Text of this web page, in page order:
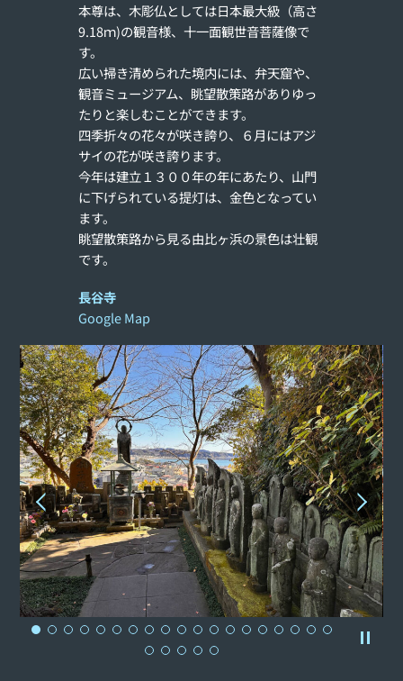
本尊は、木彫仏としては日本最大級（高さ
9.18ｍ)の観音様、十一面観世音菩薩像で
す。
広い掃き清められた境内には、弁天窟や、
観音ミュージアム、眺望散策路がありゆっ
たりと楽しむことができます。
四季折々の花々が咲き誇り、６月にはアジ
サイの花が咲き誇ります。
今年は建立１３００年の年にあたり、山門
に下げられている提灯は、金色となってい
ます。
眺望散策路から見る由比ヶ浜の景色は壮観
です。
長谷寺
Google Map